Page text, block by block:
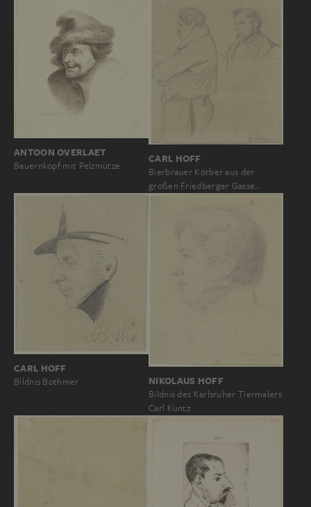
ANTOON OVERLAET
Bauernkopf mit Pelzmütze
CARL HOFF
Bierbrauer Körber aus der
großen Friedberger Gasse…
CARL HOFF
Bildnis Bothmer NIKOLAUS HOFF
Bildnis des Karlsruher Tiermalers
Carl Kuntz